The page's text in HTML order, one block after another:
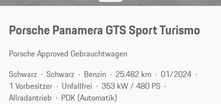
Porsche Panamera GTS Sport Turismo
Porsche Approved Gebrauchtwagen
Schwarz
Schwarz Benzin 25.482 km
01/2024
1 Vorbesitzer
Unfallfrei
353 kW / 480 PS
Allradantrieb
PDK (Automatik)